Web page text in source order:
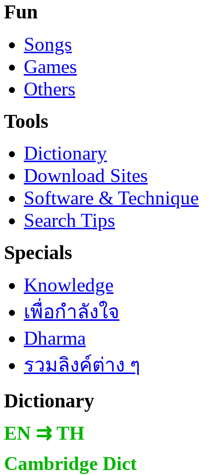
Fun
Songs
Games
Others
Tools
Dictionary
Download Sites
Software & Technique
Search Tips
Specials
Knowledge
เพื่อกำลังใจ
Dharma
รวมลิงค์ต่าง ๆ
Dictionary
EN ⇉ TH
Cambridge Dict